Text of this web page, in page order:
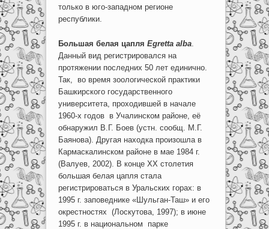
только в юго-западном регионе
республики.
Большая белая цапля Egretta alba.
Данный вид регистрировался на
протяжении последних 50 лет единично.
Так, во время зоологической практики
Башкирского государственного
университета, проходившей в начале
1960-х годов в Учалинском районе, её
обнаружил В.Г. Боев (устн. сообщ. М.Г.
Баянова). Другая находка произошла в
Кармаскалинском районе в мае 1984 г.
(Валуев, 2002). В конце XX столетия
большая белая цапля стала
регистрироваться в Уральских горах: в
1995 г. заповеднике «Шульган-Таш» и его
окрестностях (Лоскутова, 1997); в июне
1995 г. в национальном парке